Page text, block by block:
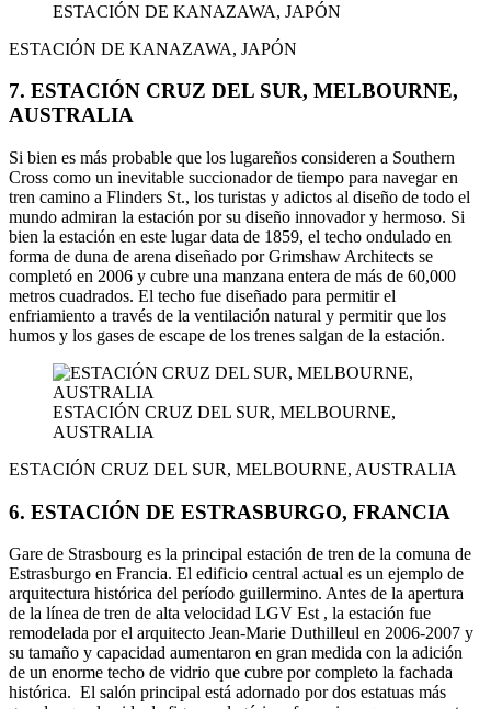
ESTACIÓN DE KANAZAWA, JAPÓN
ESTACIÓN DE KANAZAWA, JAPÓN
7. ESTACIÓN CRUZ DEL SUR, MELBOURNE,
AUSTRALIA
Si bien es más probable que los lugareños consideren a Southern
Cross como un inevitable succionador de tiempo para navegar en
tren camino a Flinders St., los turistas y adictos al diseño de todo el
mundo admiran la estación por su diseño innovador y hermoso. Si
bien la estación en este lugar data de 1859, el techo ondulado en
forma de duna de arena diseñado por Grimshaw Architects se
completó en 2006 y cubre una manzana entera de más de 60,000
metros cuadrados. El techo fue diseñado para permitir el
enfriamiento a través de la ventilación natural y permitir que los
humos y los gases de escape de los trenes salgan de la estación.
ESTACIÓN CRUZ DEL SUR, MELBOURNE,
AUSTRALIA
ESTACIÓN CRUZ DEL SUR, MELBOURNE, AUSTRALIA
6. ESTACIÓN DE ESTRASBURGO, FRANCIA
Gare de Strasbourg es la principal estación de tren de la comuna de
Estrasburgo en Francia. El edificio central actual es un ejemplo de
arquitectura histórica del período guillermino. Antes de la apertura
de la línea de tren de alta velocidad LGV Est , la estación fue
remodelada por el arquitecto Jean-Marie Duthilleul en 2006-2007 y
su tamaño y capacidad aumentaron en gran medida con la adición
de un enorme techo de vidrio que cubre por completo la fachada
histórica. El salón principal está adornado por dos estatuas más